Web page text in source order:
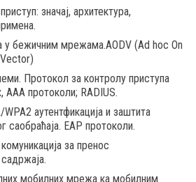
значај, архитектура,
у бежичним мрежама.AODV (Ad hoc On
Протокол за контролу приступа
AAA протоколи; RADIUS.
аутентфикација и заштита
саобраћаја. EAP протоколи.
за пренос
мобилних мрежа ка мобилним